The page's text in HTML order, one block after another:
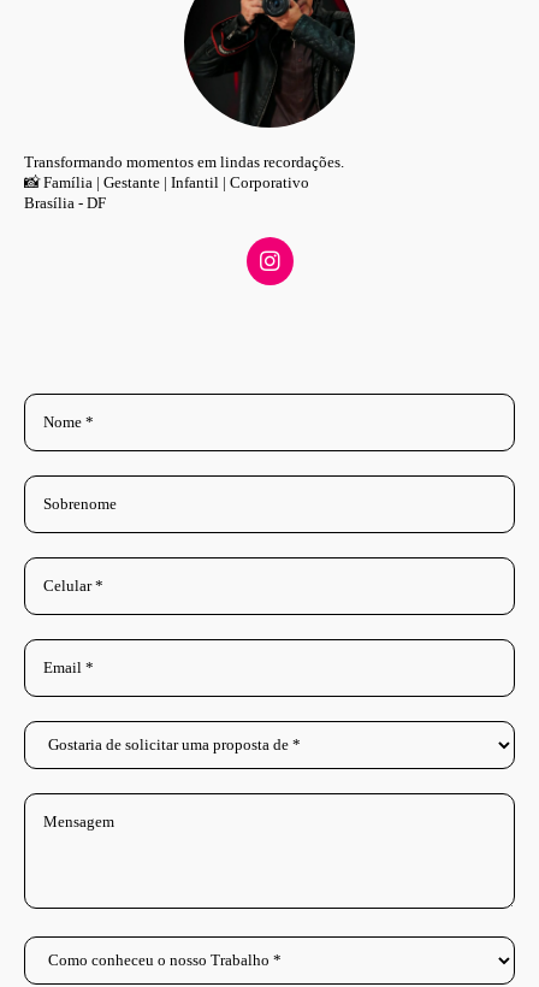
Transformando momentos em lindas recordações.
📸 Família | Gestante | Infantil | Corporativo
Brasília - DF